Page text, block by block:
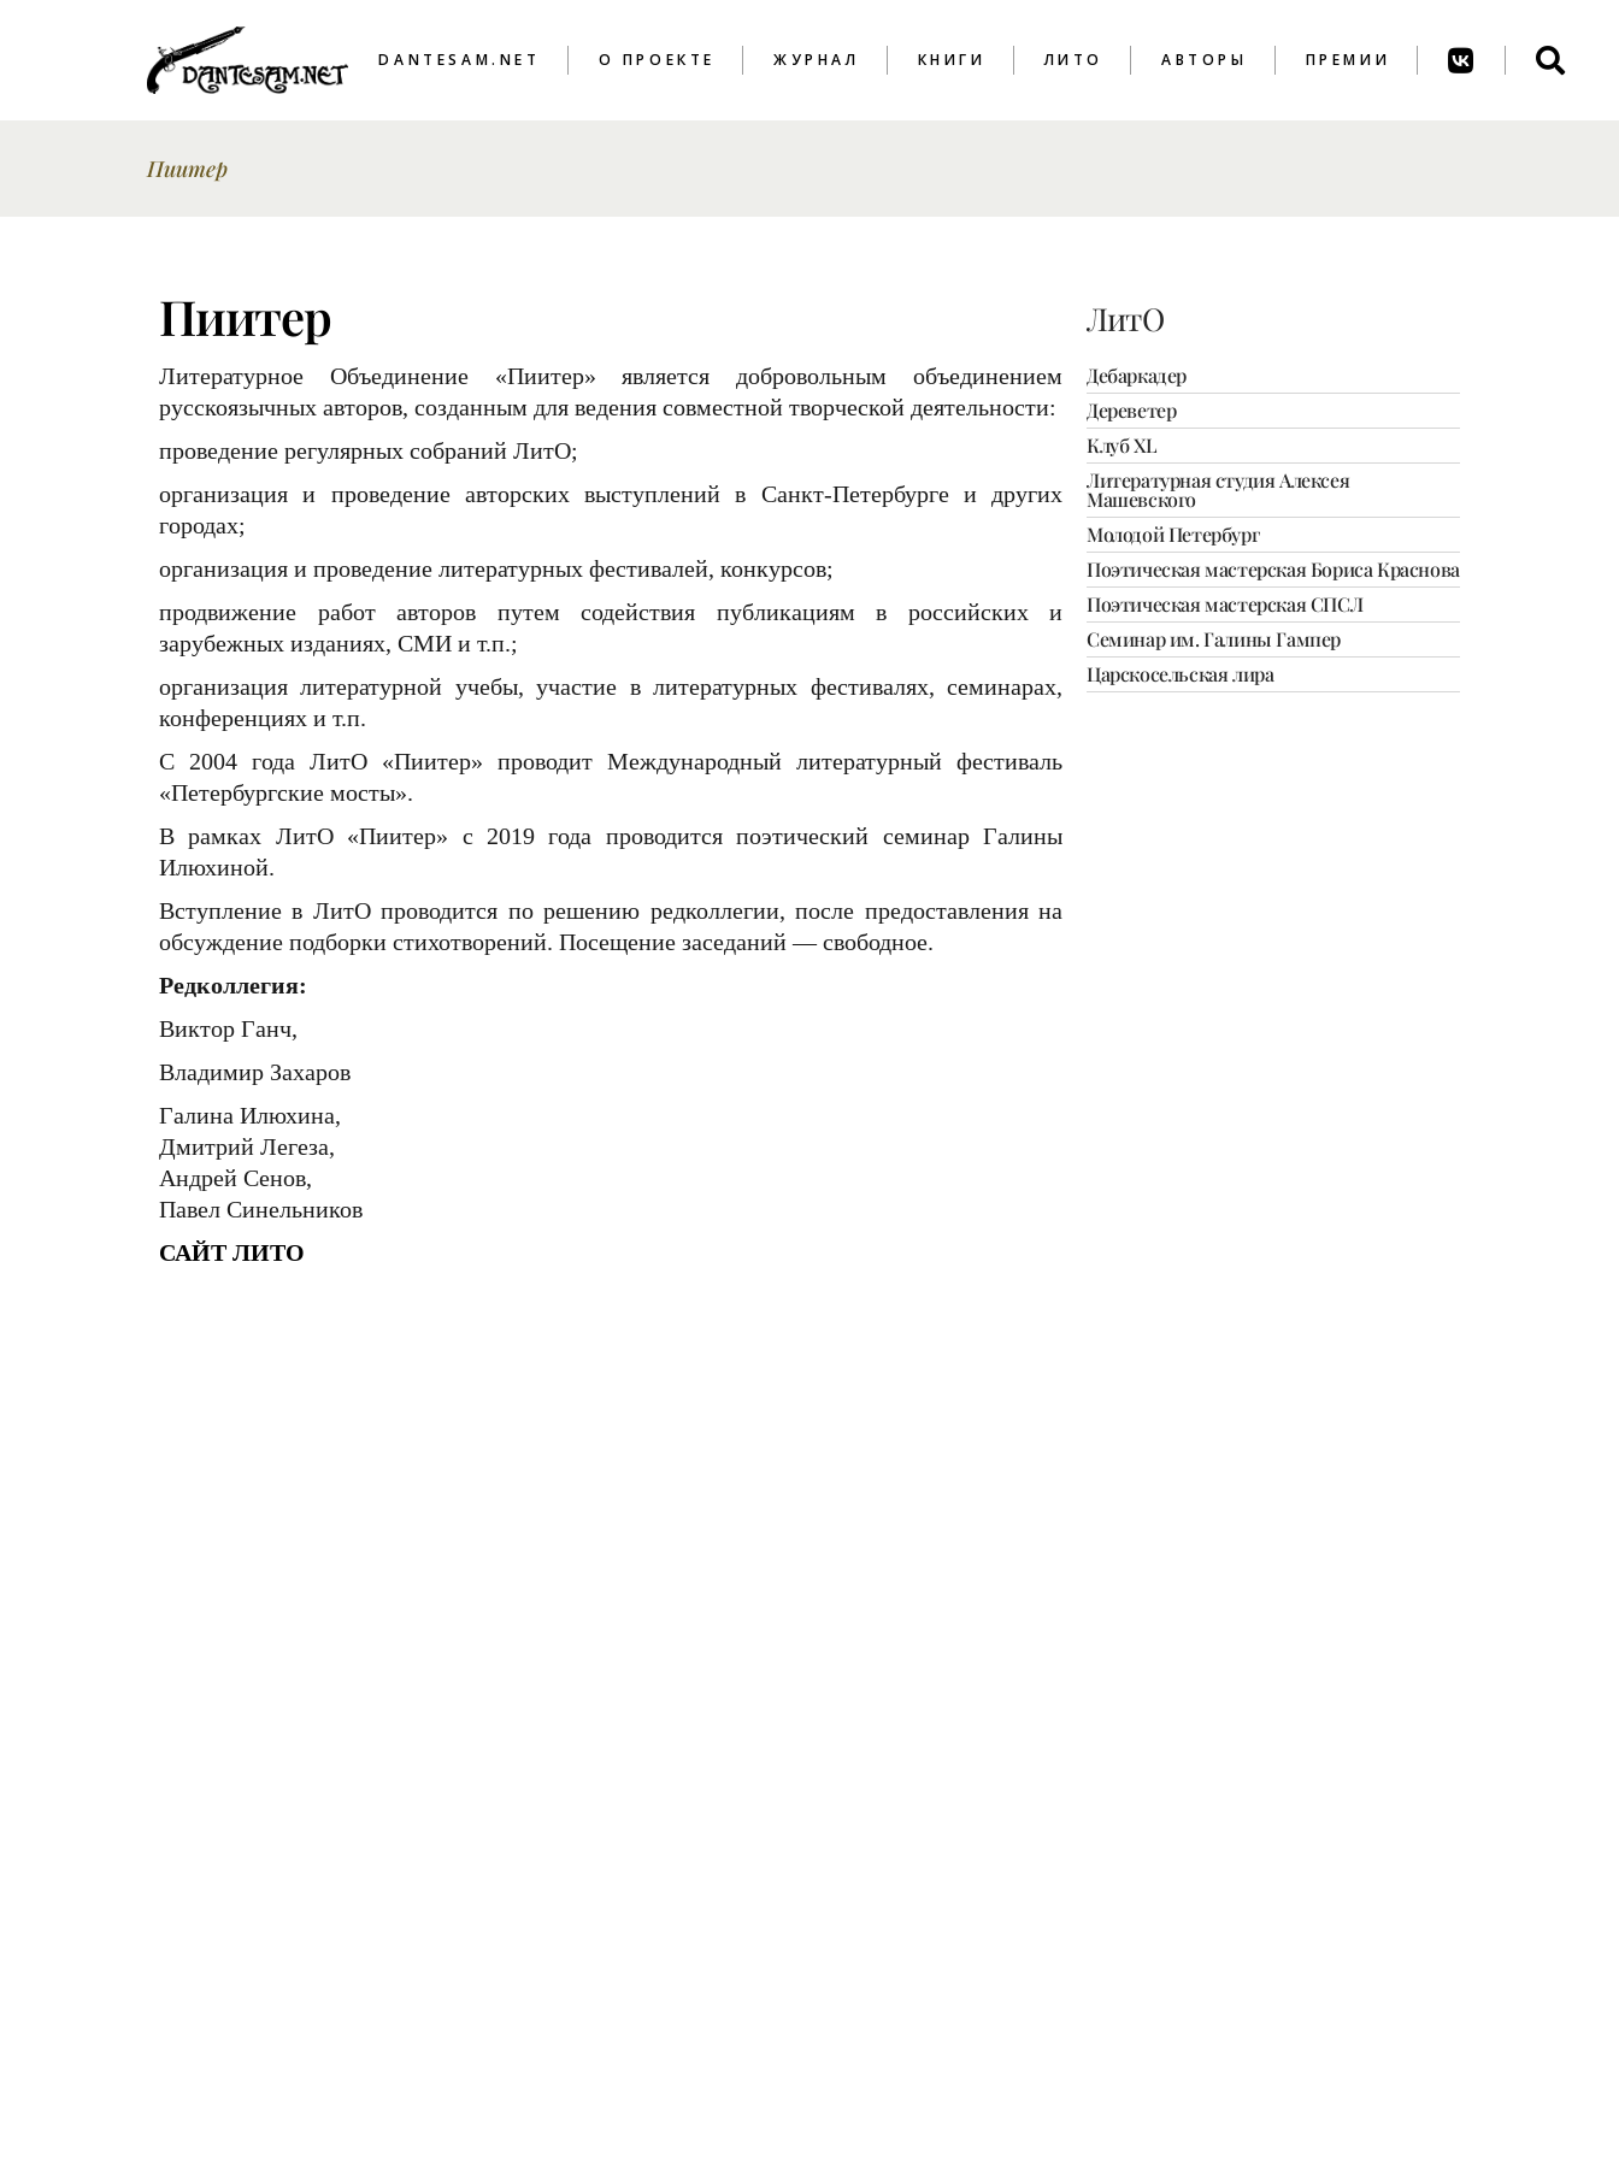
DANTESAM.NET О ПРОЕКТЕ ЖУРНАЛ КНИГИ ЛИТО АВТОРЫ ПРЕМИИ
Пиитер
Пиитер
Литературное Объединение «Пиитер» является добровольным объединением
русскоязычных авторов, созданным для ведения совместной творческой деятельности:
проведение регулярных собраний ЛитО;
организация и проведение авторских выступлений в Санкт-Петербурге и других
городах;
организация и проведение литературных фестивалей, конкурсов;
продвижение работ авторов путем содействия публикациям в российских и
зарубежных изданиях, СМИ и т.п.;
организация литературной учебы, участие в литературных фестивалях, семинарах,
конференциях и т.п.
С 2004 года ЛитО «Пиитер» проводит Международный литературный фестиваль
«Петербургские мосты».
В рамках ЛитО «Пиитер» с 2019 года проводится поэтический семинар Галины
Илюхиной.
Вступление в ЛитО проводится по решению редколлегии, после предоставления на
обсуждение подборки стихотворений. Посещение заседаний — свободное.
Редколлегия:
Виктор Ганч,
Владимир Захаров
Галина Илюхина,
Дмитрий Легеза,
Андрей Сенов,
Павел Синельников
САЙТ ЛИТО
ЛитО
Дебаркадер
Дереветер
Клуб XL
Литературная студия Алексея
Машевского
Молодой Петербург
Поэтическая мастерская Бориса Краснова
Поэтическая мастерская СПСЛ
Семинар им. Галины Гампер
Царскосельская лира